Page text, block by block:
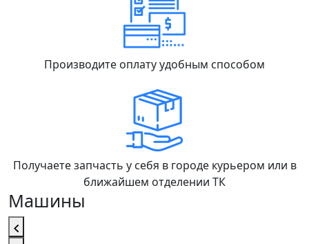
Производите оплату удобным способом
Получаете запчасть у себя в городе курьером или в
ближайшем отделении ТК
Машины